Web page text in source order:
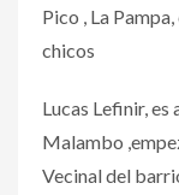
Pico , La
chicos
Lucas Lefinir,
Malambo
Vecinal del